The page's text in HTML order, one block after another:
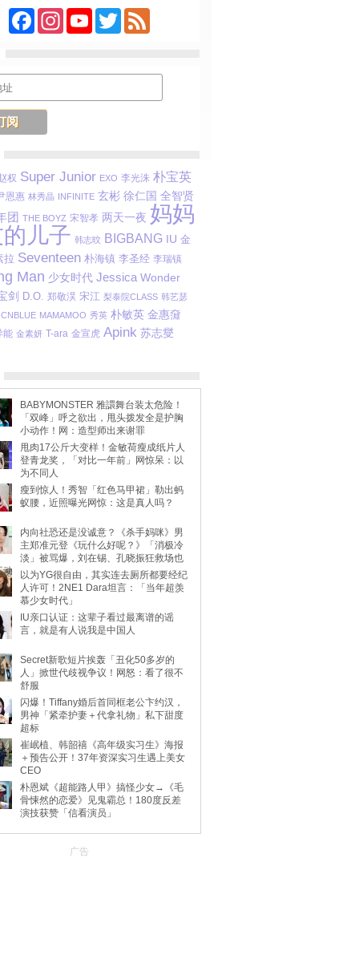
FacebookInstagramYouTubeTwitterFeed
权 Super Junior EXO 李光洙 朴宝英
恩惠 林秀晶 INFINITE 玄彬 徐仁国 全智贤
团 THE BOYZ 宋智孝 两天一夜 妈妈
儿子 韩志旼 BIGBANG IU 金
拉 Seventeen 朴海镇 李圣经 李瑞镇
Man 少女时代 Jessica Wonder
剑 D.O. 郑敬淏 宋江 梨泰院CLASS 韩艺瑟
CNBLUE MAMAMOO 秀英 朴敏英 金惠奫
能 金素妍 T-ara 金宣虎 Apink 苏志燮
BABYMONSTER 雅譞舞台装太危险！
「双峰」呼之欲出，甩头拨发全是护胸
小动作！网：造型师出来谢罪
甩肉17公斤大变样！金敏荷瘦成纸片人
登青龙奖，「对比一年前」网惊呆：以
为不同人
瘦到惊人！秀智「红色马甲裙」勒出蚂
蚁腰，近照曝光网惊：这是真人吗？
内向社恐还是没诚意？《杀手妈咪》男
主郑准元登《玩什么好呢？》「消极冷
淡」被骂爆，刘在锡、孔晓振狂救场也
动
以为YG很自由，其实连去厕所都要经纪
人许可！2NE1 Dara坦言：「当年超羡
慕少女时代」
IU亲口认证：这辈子看过最离谱的谣
言，就是有人说我是中国人
Secret新歌短片挨轰「丑化50多岁的
人」掀世代歧视争议！网怒：看了很不
舒服
闪爆！Tiffany婚后首同框老公卞约汉，
男神「紧牵护妻＋代拿礼物」私下甜度
超标
崔岷植、韩韶禧《高年级实习生》海报
＋预告公开！37年资深实习生遇上美女
CEO
朴恩斌《超能路人甲》搞怪少女→《毛
骨悚然的恋爱》见鬼霸总！180度反差
演技获赞「信看演员」
广告